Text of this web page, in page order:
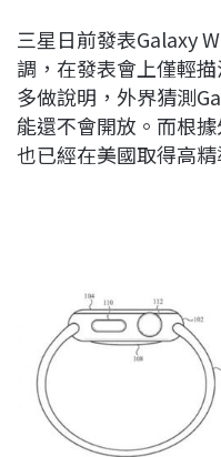
三星日前發表Galaxy
調，在發表會上僅輕
多做說明，外界猜測
能還不會開放。而根
也已經在美國取得高